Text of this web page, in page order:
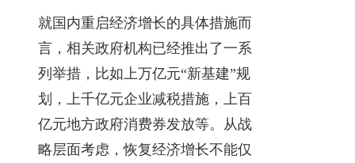
就国内重启经济增长的具体措施而
言，相关政府机构已经推出了一系
列举措，比如上万亿元“新基建”规
划，上千亿元企业减税措施，上百
亿元地方政府消费券发放等。从战
略层面考虑，恢复经济增长不能仅